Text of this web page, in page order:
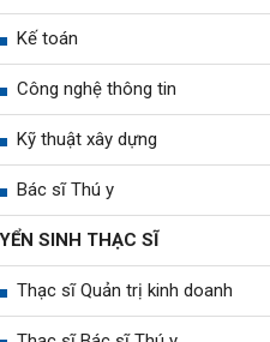
Kế toán
Công nghệ thông tin
Kỹ thuật xây dựng
Bác sĩ Thú y
SINH THẠC SĨ
Thạc sĩ Quản trị kinh doanh